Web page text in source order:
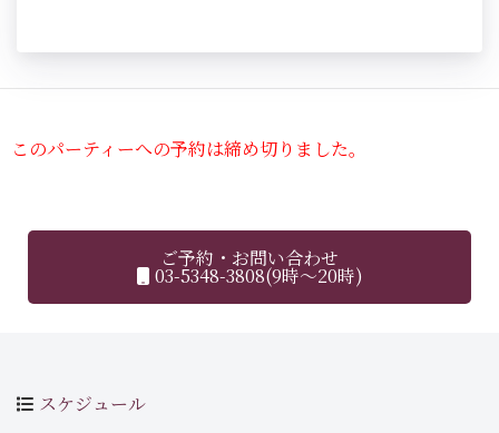
このパーティーへの予約は締め切りました。
ご予約・お問い合わせ
03-5348-3808(9時～20時)
スケジュール